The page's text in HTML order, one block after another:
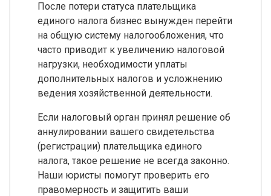
После потери статуса плательщика
единого налога бизнес вынужден перейти
на общую систему налогообложения, что
часто приводит к увеличению налоговой
нагрузки, необходимости уплаты
дополнительных налогов и усложнению
ведения хозяйственной деятельности.
Если налоговый орган принял решение об
аннулировании вашего свидетельства
(регистрации) плательщика единого
налога, такое решение не всегда законно.
Наши юристы помогут проверить его
правомерность и защитить ваши